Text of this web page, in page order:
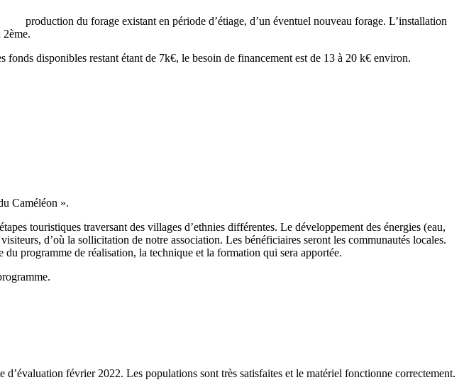
du forage existant en période d’étiage, d’un éventuel nouveau forage. L’installation
disponibles restant étant de 7k€, le besoin de financement est de 13 à 20 k€ environ.
Caméléon ».
touristiques traversant des villages d’ethnies différentes. Le développement des énergies (eau,
d’où la sollicitation de notre association. Les bénéficiaires seront les communautés locales.
programme de réalisation, la technique et la formation qui sera apportée.
février 2022. Les populations sont très satisfaites et le matériel fonctionne correctement.